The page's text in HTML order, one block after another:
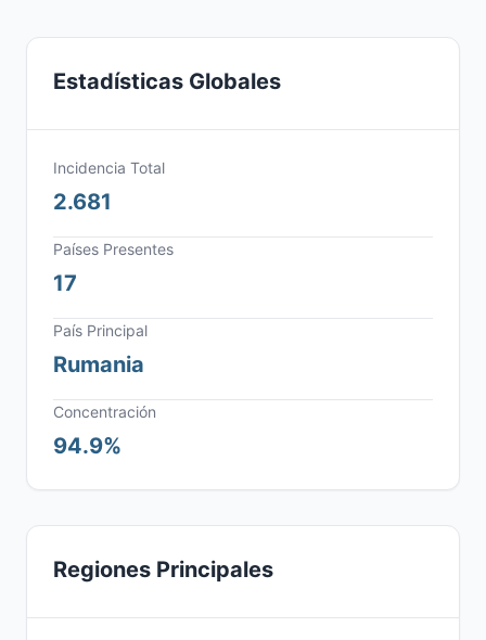
Estadísticas Globales
Incidencia Total
2.681
Países Presentes
17
País Principal
Rumania
Concentración
94.9%
Regiones Principales